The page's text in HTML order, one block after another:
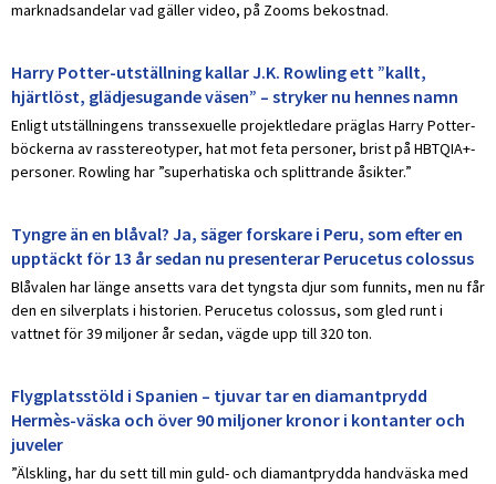
marknadsandelar vad gäller video, på Zooms bekostnad.
Harry Potter-utställning kallar J.K. Rowling ett ”kallt,
hjärtlöst, glädjesugande väsen” – stryker nu hennes namn
Enligt utställningens transsexuelle projektledare präglas Harry Potter-
böckerna av rasstereotyper, hat mot feta personer, brist på HBTQIA+-
personer. Rowling har ”superhatiska och splittrande åsikter.”
Tyngre än en blåval? Ja, säger forskare i Peru, som efter en
upptäckt för 13 år sedan nu presenterar Perucetus colossus
Blåvalen har länge ansetts vara det tyngsta djur som funnits, men nu får
den en silverplats i historien. Perucetus colossus, som gled runt i
vattnet för 39 miljoner år sedan, vägde upp till 320 ton.
Flygplatsstöld i Spanien – tjuvar tar en diamantprydd
Hermès-väska och över 90 miljoner kronor i kontanter och
juveler
”Älskling, har du sett till min guld- och diamantprydda handväska med